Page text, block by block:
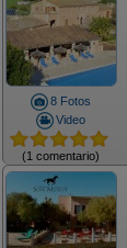
8 Fotos
Video
(1 comentario)